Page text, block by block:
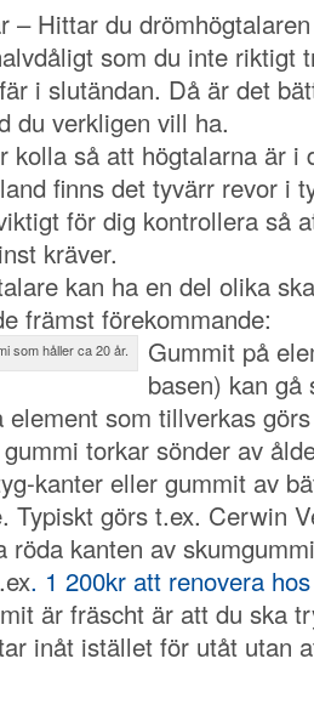
– Hittar du
som du inte riktigt
i slutändan. Då är det
du verkligen vill ha.
kolla så att högtalarna är i
finns det tyvärr revor i
för dig kontrollera så
kräver.
kan ha en del olika
främst förekommande:
som håller ca 20 år.
Gummit på
basen) kan gå
som tillverkas görs
torkar sönder av
kanter eller gummit av
Typiskt görs t.ex. Cerwin
röda kanten av
. 1 200kr att renovera
är fräscht är att du ska
inåt istället för utåt utan